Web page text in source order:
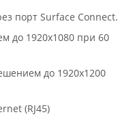
порт Surface Connect.
до 1920x1080 при 60
до 1920x1200
(RJ45)